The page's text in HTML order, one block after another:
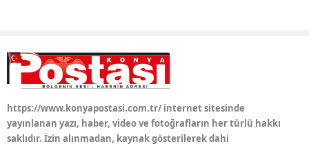
Sivas
https://www.konyapostasi.com.tr/ internet sitesinde
yayınlanan yazı, haber, video ve fotoğrafların her türlü hakkı
saklıdır. İzin alınmadan, kaynak gösterilerek dahi